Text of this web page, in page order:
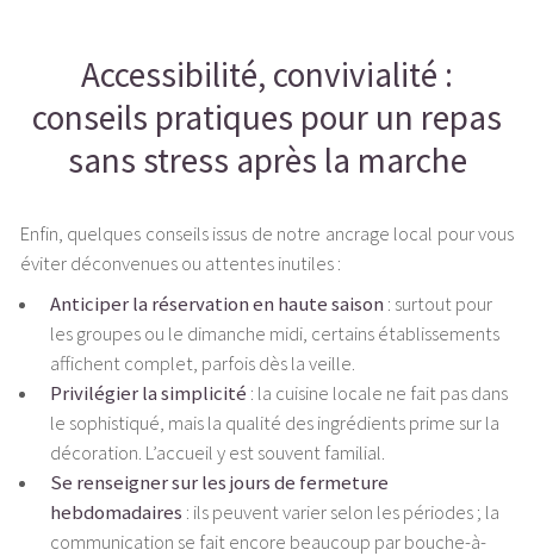
Accessibilité, convivialité :
conseils pratiques pour un repas
sans stress après la marche
Enfin, quelques conseils issus de notre ancrage local pour vous
éviter déconvenues ou attentes inutiles :
Anticiper la réservation en haute saison : surtout pour
les groupes ou le dimanche midi, certains établissements
affichent complet, parfois dès la veille.
Privilégier la simplicité : la cuisine locale ne fait pas dans
le sophistiqué, mais la qualité des ingrédients prime sur la
décoration. L’accueil y est souvent familial.
Se renseigner sur les jours de fermeture
hebdomadaires : ils peuvent varier selon les périodes ; la
communication se fait encore beaucoup par bouche-à-